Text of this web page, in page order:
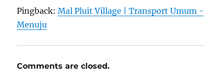
Pingback:Mal Pluit Village | Transport Umum -
Menuju
Comments are closed.